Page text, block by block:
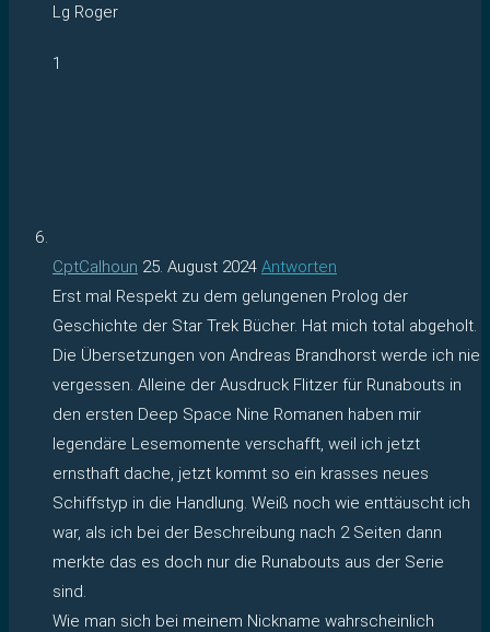
Lg Roger
1
CptCalhoun 25. August 2024 Antworten
Erst mal Respekt zu dem gelungenen Prolog der
Geschichte der Star Trek Bücher. Hat mich total abgeholt.
Die Übersetzungen von Andreas Brandhorst werde ich nie
vergessen. Alleine der Ausdruck Flitzer für Runabouts in
den ersten Deep Space Nine Romanen haben mir
legendäre Lesemomente verschafft, weil ich jetzt
ernsthaft dache, jetzt kommt so ein krasses neues
Schiffstyp in die Handlung. Weiß noch wie enttäuscht ich
war, als ich bei der Beschreibung nach 2 Seiten dann
merkte das es doch nur die Runabouts aus der Serie
sind.
Wie man sich bei meinem Nickname wahrscheinlich